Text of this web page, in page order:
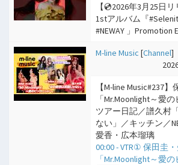
【💿2026年3月25日
1stアルバム『
#NEWAY 」
M-line Music [Channel]
【M-line Music#237
「Mr.Moonlight～愛
ツアー日記／譜久村
ない」／キッチン／
愛香・広本瑠璃
00:00 - VTR① 保田圭
「Mr.Moonlight～愛